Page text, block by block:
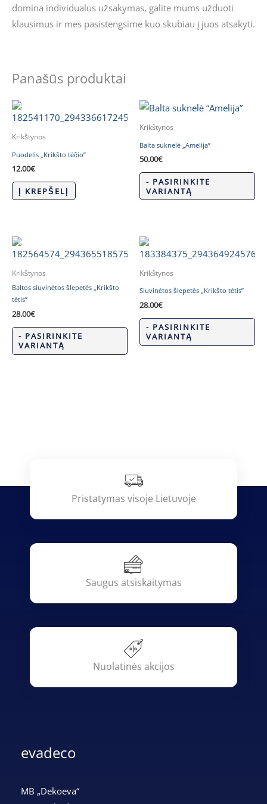
domina individualus užsakymas, galite mums užduoti
klausimus ir mes pasistengsime kuo skubiau į juos atsakyti.
Panašūs produktai
Krikštynos
Puodelis „Krikšto tėčio”
12.00€
Į KREPŠELĮ
Krikštynos
Balta suknelė „Amelija”
50.00€
- PASIRINKITE
VARIANTĄ
Krikštynos
Baltos siuvinėtos šlepetės „Krikšto
tėtis”
28.00€
- PASIRINKITE
VARIANTĄ
Krikštynos
Siuvinėtos šlepetės „Krikšto tėtis”
28.00€
- PASIRINKITE
VARIANTĄ
Pristatymas visoje Lietuvoje
Saugus atsiskaitymas
Nuolatinės akcijos
evadeco
MB „Dekoeva“